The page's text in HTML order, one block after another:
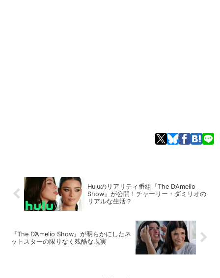
Huluのリアリティ番組『The D’Amelio
Show』が公開！チャーリー・ダミリオの
リアルな生活？
『The D’Amelio Show』が明らかにしたネ
ットスターの限りなく残酷な現実